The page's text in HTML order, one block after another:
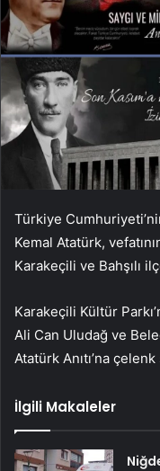
Türkiye
Kemal Atatürk,
Karakeçili ve Bahşılı
Karakeçili Kültür
Ali Can Uludağ ve
Atatürk Anıtı’na
İlgili Makaleler